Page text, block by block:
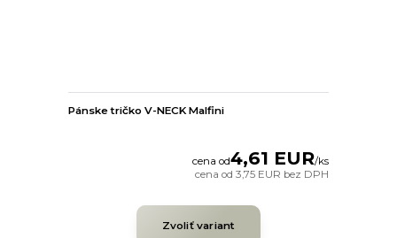
Pánske tričko V-NECK Malfini
cena od4,61 EUR/ks
cena od3,75 EUR bez DPH
Zvoliť variant